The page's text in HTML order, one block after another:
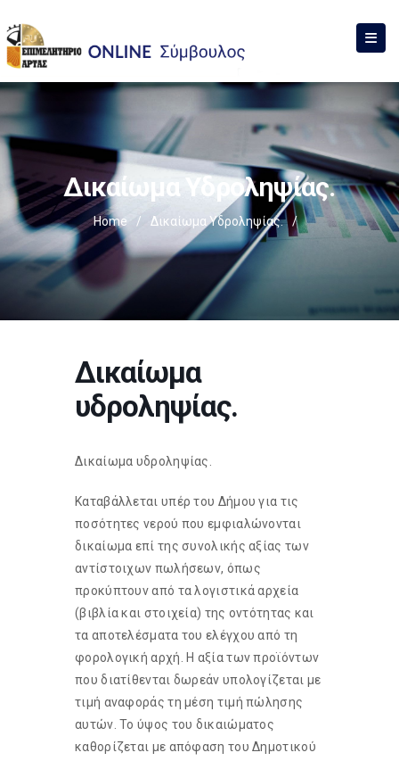
Δικαίωμα Υδροληψίας.
Home / Δικαίωμα Υδροληψίας. /
Δικαίωμα
υδροληψίας.
Δικαίωμα υδροληψίας.
Καταβάλλεται υπέρ του Δήμου για τις
ποσότητες νερού που εμφιαλώνονται
δικαίωμα επί της συνολικής αξίας των
αντίστοιχων πωλήσεων, όπως
προκύπτουν από τα λογιστικά αρχεία
(βιβλία και στοιχεία) της οντότητας και
τα αποτελέσματα του ελέγχου από τη
φορολογική αρχή. Η αξία των προϊόντων
που διατίθενται δωρεάν υπολογίζεται με
τιμή αναφοράς τη μέση τιμή πώλησης
αυτών. Το ύψος του δικαιώματος
καθορίζεται με απόφαση του Δημοτικού